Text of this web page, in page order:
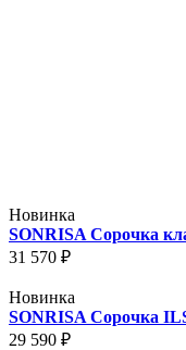
Новинка
SONRISA Сорочка
31 570 ₽
Новинка
SONRISA Сорочка
29 590 ₽